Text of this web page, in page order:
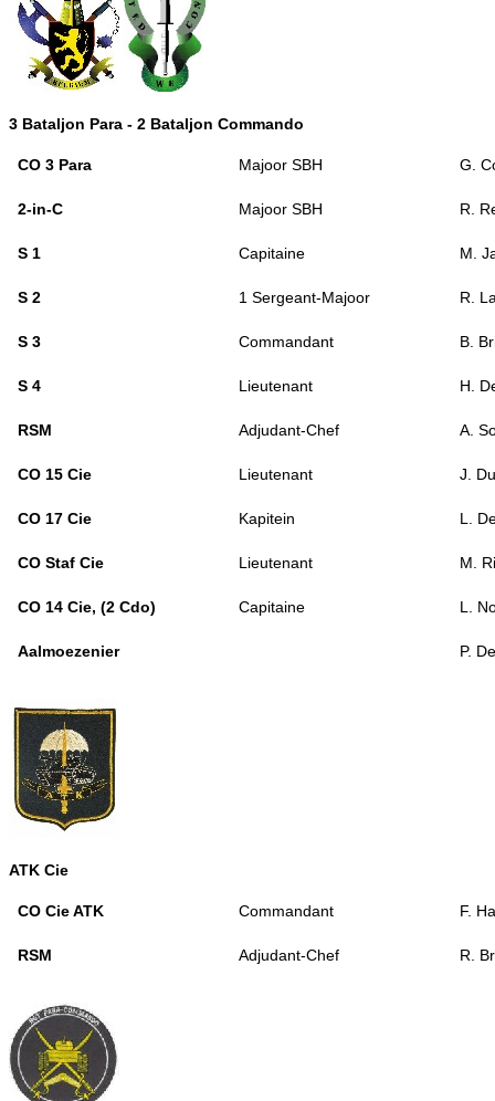
3 Bataljon Para - 2 Bataljon Commando
CO 3 Para Majoor SBH G.
2-in-C Majoor SBH R.
S 1 Capitaine M.
S 2 1 Sergeant-Majoor R.
S 3 Commandant B.
S 4 Lieutenant H.
RSM Adjudant-Chef A.
CO 15 Cie Lieutenant J.
CO 17 Cie Kapitein L.
CO Staf Cie Lieutenant M.
CO 14 Cie, (2 Cdo) Capitaine L.
Aalmoezenier P.
ATK Cie
CO Cie ATK Commandant F.
RSM Adjudant-Chef R.